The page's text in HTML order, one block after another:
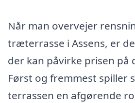
Når man overvejer
træterrasse i Assens, er
der kan påvirke prisen på
Først og fremmest spiller
terrassen en afgørende